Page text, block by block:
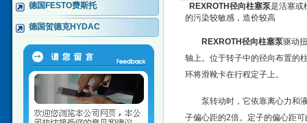
德国FESTO费斯托
德国贺德克HYDAC
REXROTH径向柱塞泵是活塞或
的污染较敏感，造价较高
REXROTH径向柱塞泵驱动
轴上。位于转子中的径向布置的
环将滑靴卡在行程定子上。
泵转动时，它依靠离心力和
子偏心距的2倍。定子的偏心距